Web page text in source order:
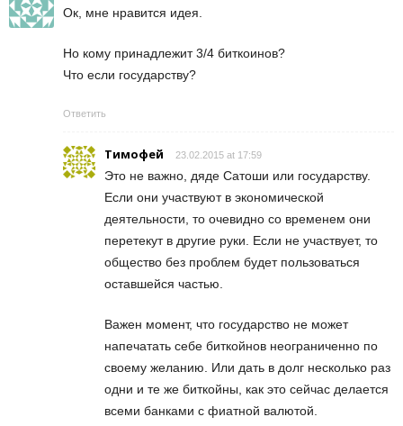
Ок, мне нравится идея.
Но кому принадлежит 3/4 биткоинов?
Что если государству?
Ответить
Тимофей 23.02.2015 at 17:59
Это не важно, дяде Сатоши или государству.
Если они участвуют в экономической
деятельности, то очевидно со временем они
перетекут в другие руки. Если не участвует, то
общество без проблем будет пользоваться
оставшейся частью.
Важен момент, что государство не может
напечатать себе биткойнов неограниченно по
своему желанию. Или дать в долг несколько раз
одни и те же биткойны, как это сейчас делается
всеми банками с фиатной валютой.